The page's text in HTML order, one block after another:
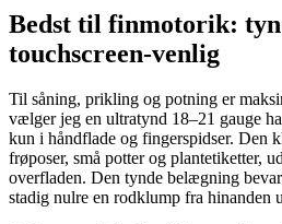
Bedst til finmotorik:
touchscreen-venlig
Til såning, prikling og potning er
vælger jeg en ultratynd 18–21 gauge
kun i håndflade og fingerspidser. Den
frøposer, små potter og plantetiketter,
overfladen. Den tynde belægning
stadig nulre en rodklump fra hinanden